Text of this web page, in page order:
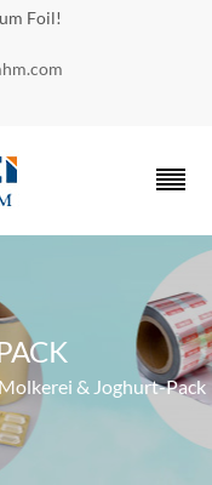
Foil!
Molkerei & Joghurt-Pack